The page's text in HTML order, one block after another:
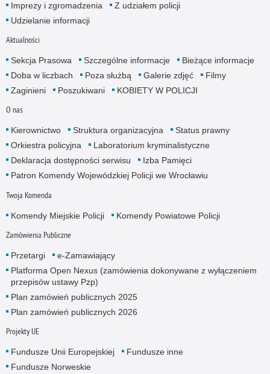
Imprezy i zgromadzenia
Z udziałem policji
Udzielanie informacji
Aktualności
Sekcja Prasowa Szczególne informacje
Bieżące informacje
Doba w liczbach
Poza służbą Galerie zdjęć
Filmy
Zaginieni
Poszukiwani KOBIETY W POLICJI
O nas
Kierownictwo Struktura organizacyjna
Status prawny
Orkiestra policyjna
Laboratorium kryminalistyczne
Deklaracja dostępności serwisu
Izba Pamięci
Patron Komendy Wojewódzkiej Policji we Wrocławiu
Twoja Komenda
Komendy Miejskie Policji Komendy Powiatowe Policji
Zamówienia Publiczne
Przetargi
e-Zamawiający
Platforma Open Nexus (zamówienia dokonywane z wyłączeniem
przepisów ustawy Pzp)
Plan zamówień publicznych 2025
Plan zamówień publicznych 2026
Projekty UE
Fundusze Unii Europejskiej
Fundusze inne
Fundusze Norweskie